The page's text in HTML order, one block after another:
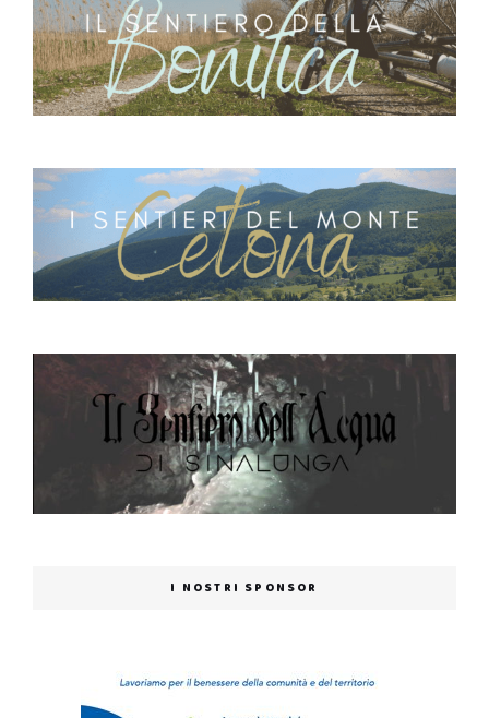
I NOSTRI SPONSOR